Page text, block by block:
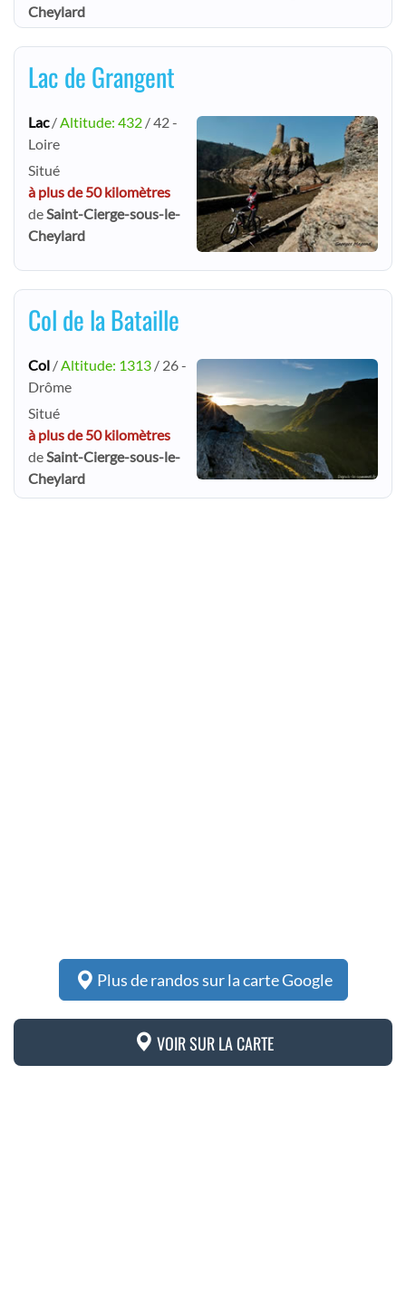
Cheylard
Lac de Grangent
Lac/Altitude: 432 / 42 -
Loire
Situé
à plus de 50 kilomètres
deSaint-Cierge-sous-le-
Cheylard
Col de la Bataille
Col /Altitude: 1313 / 26 -
Drôme
Situé
à plus de 50 kilomètres
deSaint-Cierge-sous-le-
Cheylard
Plus de randos sur la carte Google
VOIR SUR LA CARTE